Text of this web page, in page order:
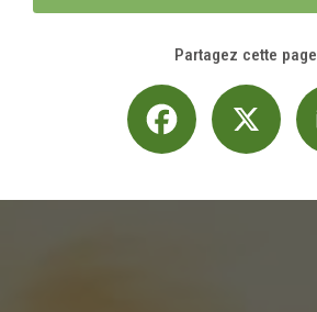
Partagez cette page
Facebook